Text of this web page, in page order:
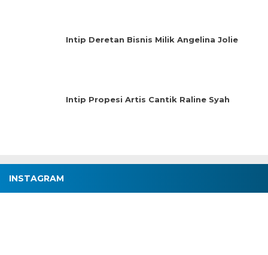
Intip Deretan Bisnis Milik Angelina Jolie
Intip Propesi Artis Cantik Raline Syah
INSTAGRAM